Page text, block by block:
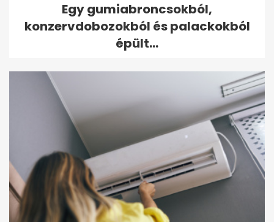
Egy gumiabroncsokból,
konzervdobozokból és palackokból
épült...